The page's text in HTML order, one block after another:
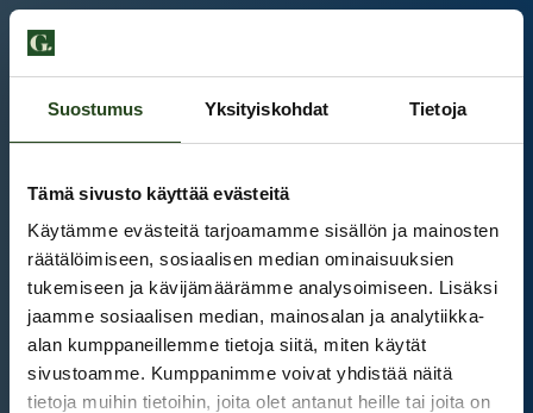
Suostumus Yksityiskohdat Tietoja
Tämä sivusto käyttää evästeitä
Käytämme evästeitä tarjoamamme sisällön ja mainosten
räätälöimiseen, sosiaalisen median ominaisuuksien
tukemiseen ja kävijämäärämme analysoimiseen. Lisäksi
jaamme sosiaalisen median, mainosalan ja analytiikka-
alan kumppaneillemme tietoja siitä, miten käytät
sivustoamme. Kumppanimme voivat yhdistää näitä
tietoja muihin tietoihin, joita olet antanut heille tai joita on